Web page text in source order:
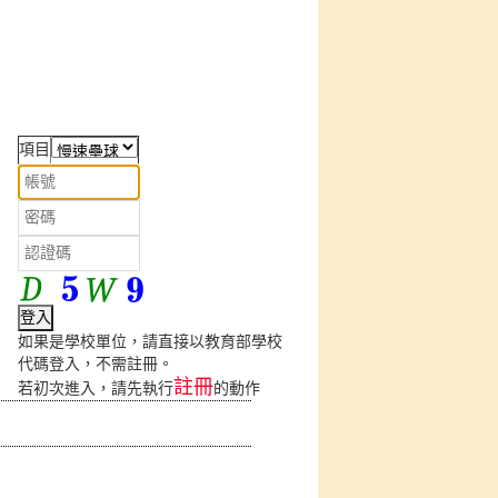
項目
如果是學校單位，請直接以教育部學校
代碼登入，不需註冊。
若初次進入，請先執行註冊的動作